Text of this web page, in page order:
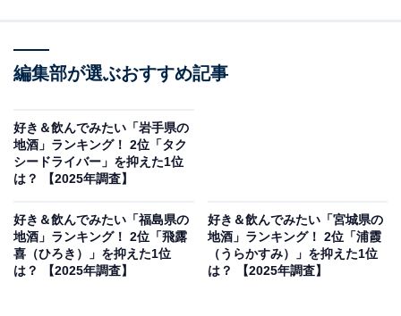
編集部が選ぶおすすめ記事
好き＆飲んでみたい「岩手県の
地酒」ランキング！ 2位「タク
シードライバー」を抑えた1位
は？ 【2025年調査】
好き＆飲んでみたい「福島県の
地酒」ランキング！ 2位「飛露
喜（ひろき）」を抑えた1位
は？ 【2025年調査】
好き＆飲んでみたい「宮城県の
地酒」ランキング！ 2位「浦霞
（うらかすみ）」を抑えた1位
は？ 【2025年調査】